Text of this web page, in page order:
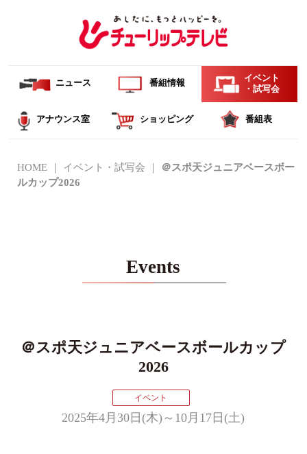
ニュース 番組情報
イベント
・試写会
アナウンス室 ショッピング 番組表
HOME イベント・試写会
＠スポ天ジュニアベースボー
ルカップ2026
Events
＠スポ天ジュニアベースボールカップ
2026
イベント
2025年4月30日(木)～10月17日(土)